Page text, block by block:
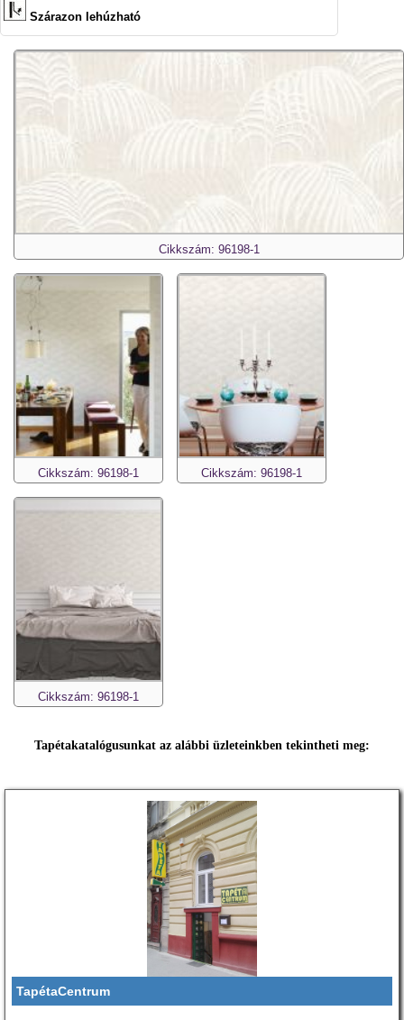
Szárazon lehúzható
Cikkszám: 96198-1
Cikkszám: 96198-1 Cikkszám: 96198-1
Cikkszám: 96198-1
Tapétakatalógusunkat az alábbi üzleteinkben tekintheti meg:
TapétaCentrum